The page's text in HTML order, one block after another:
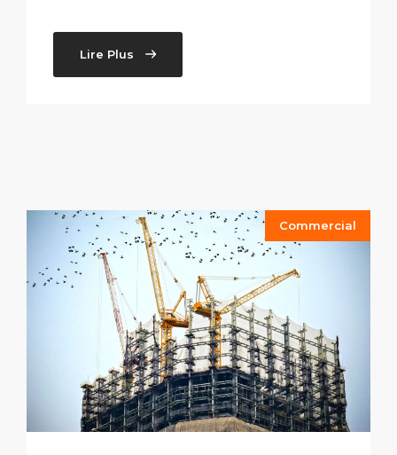
Lire Plus
Commercial